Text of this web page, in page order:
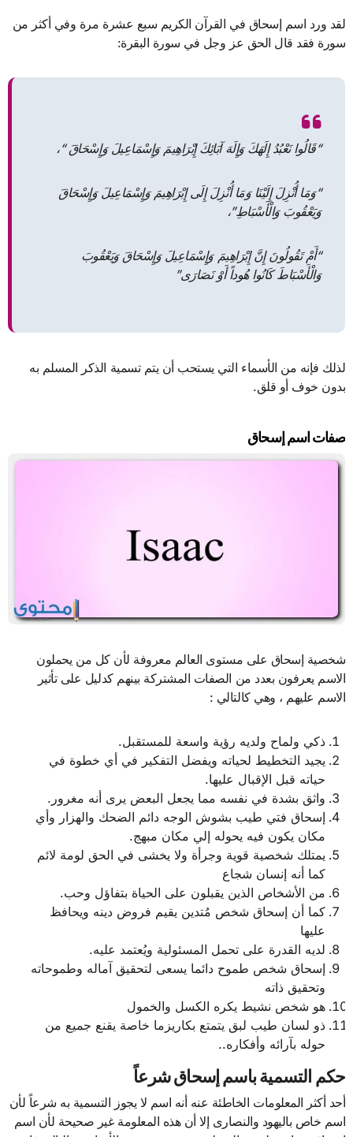
لقد ورد اسم إسحاق في القرآن الكريم سبع عشرة مرة وفي أكثر من
سورة فقد قال الحق عز وجل في سورة البقرة:
“قَالُوا نَعْبُدُ إِلَهَكَ وَإِلَهَ آبَائِكَ إِبْرَاهِيمَ وَإِسْمَاعِيلَ وَإِسْحَاقَ “،
“وَمَا أُنْزِلَ إِلَيْنَا وَمَا أُنْزِلَ إِلَى إِبْرَاهِيمَ وَإِسْمَاعِيلَ وَإِسْحَاقَ
وَيَعْقُوبَ وَالْأَسْبَاطِ”،
“أَمْ تَقُولُونَ إِنَّ إِبْرَاهِيمَ وَإِسْمَاعِيلَ وَإِسْحَاقَ وَيَعْقُوبَ
وَالْأَسْبَاطَ كَانُوا هُوداً أَوْ نَصَارَى”
لذلك فإنه من الأسماء التي يستحب أن يتم تسمية الذكر المسلم به
بدون خوف أو قلق.
صفات اسم إسحاق
شخصية إسحاق على مستوى العالم معروفة لأن كل من يحملون
الاسم يعرفون بعدد من الصفات المشتركة بينهم كدليل على تأثير
الاسم عليهم ، وهي كالتالي :
ذكي ولماح ولديه رؤية واسعة للمستقبل.
يجيد التخطيط لحياته ويفضل التفكير في أي خطوة في
حياته قبل الإقبال عليها.
واثق بشدة في نفسه مما يجعل البعض يرى أنه مغرور.
إسحاق فتي طيب بشوش الوجه دائم الضحك والهزار وأي
مكان يكون فيه يحوله إلي مكان مبهج.
يمتلك شخصية قوية وجرأة ولا يخشى في الحق لومة لائم
كما أنه إنسان شجاع
من الأشخاص الذين يقبلون على الحياة بتفاؤل وحب.
كما أن إسحاق شخص مُتدين يقيم فروض دينه ويحافظ
عليها
لديه القدرة على تحمل المسئولية ويُعتمد عليه.
إسحاق شخص طموح دائما يسعى لتحقيق آماله وطموحاته
وتحقيق ذاته
هو شخص نشيط يكره الكسل والخمول
ذو لسان طيب لبق يتمتع بكاريزما خاصة يقنع جميع من
حوله بآرائه وأفكاره..
حكم التسمية باسم إسحاق شرعاً
أحد أكثر المعلومات الخاطئة عنه أنه اسم لا يجوز التسمية به شرعاً لأن
اسم خاص باليهود والنصارى إلا أن هذه المعلومة غير صحيحة لأن اسم